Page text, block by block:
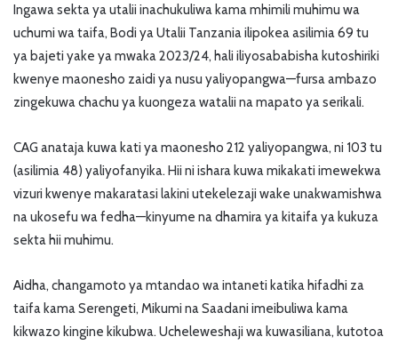
Ingawa sekta ya utalii inachukuliwa kama mhimili muhimu wa
uchumi wa taifa, Bodi ya Utalii Tanzania ilipokea asilimia 69 tu
ya bajeti yake ya mwaka 2023/24, hali iliyosababisha kutoshiriki
kwenye maonesho zaidi ya nusu yaliyopangwa—fursa ambazo
zingekuwa chachu ya kuongeza watalii na mapato ya serikali.
CAG anataja kuwa kati ya maonesho 212 yaliyopangwa, ni 103 tu
(asilimia 48) yaliyofanyika. Hii ni ishara kuwa mikakati imewekwa
vizuri kwenye makaratasi lakini utekelezaji wake unakwamishwa
na ukosefu wa fedha—kinyume na dhamira ya kitaifa ya kukuza
sekta hii muhimu.
Aidha, changamoto ya mtandao wa intaneti katika hifadhi za
taifa kama Serengeti, Mikumi na Saadani imeibuliwa kama
kikwazo kingine kikubwa. Ucheleweshaji wa kuwasiliana, kutotoa